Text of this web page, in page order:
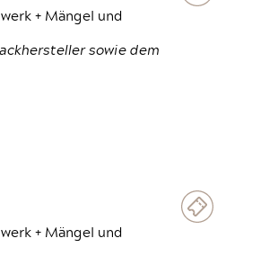
+ Mängel und
sowie dem
+ Mängel und